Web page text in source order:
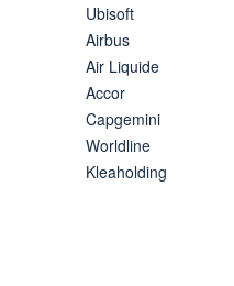
Ubisoft
Airbus
Air Liquide
Accor
Capgemini
Worldline
Kleaholding